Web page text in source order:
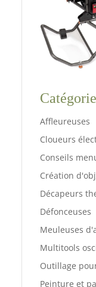
Affleureuses
Cloueurs
Conseils
Création
Décapeurs
Défonceuses
Meuleuses
Multitools
Outillage
Peinture et